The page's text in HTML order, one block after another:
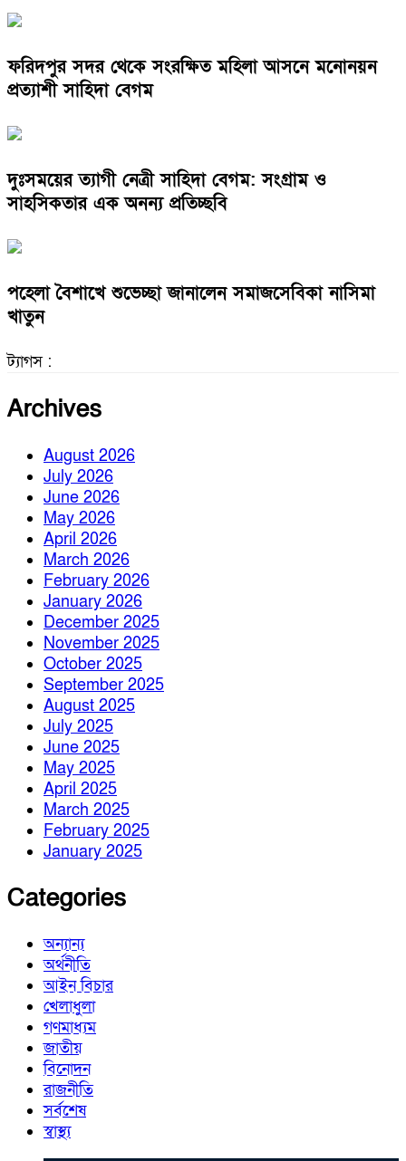
ফরিদপুর সদর থেকে সংরক্ষিত মহিলা আসনে মনোনয়ন
প্রত্যাশী সাহিদা বেগম
দুঃসময়ের ত্যাগী নেত্রী সাহিদা বেগম: সংগ্রাম ও
সাহসিকতার এক অনন্য প্রতিচ্ছবি
পহেলা বৈশাখে শুভেচ্ছা জানালেন সমাজসেবিকা নাসিমা
খাতুন
ট্যাগস :
Archives
August 2026
July 2026
June 2026
May 2026
April 2026
March 2026
February 2026
January 2026
December 2025
November 2025
October 2025
September 2025
August 2025
July 2025
June 2025
May 2025
April 2025
March 2025
February 2025
January 2025
Categories
অন্যান্য
অর্থনীতি
আইন বিচার
খেলাধুলা
গণমাধ্যম
জাতীয়
বিনোদন
রাজনীতি
সর্বশেষ
স্বাস্থ্য